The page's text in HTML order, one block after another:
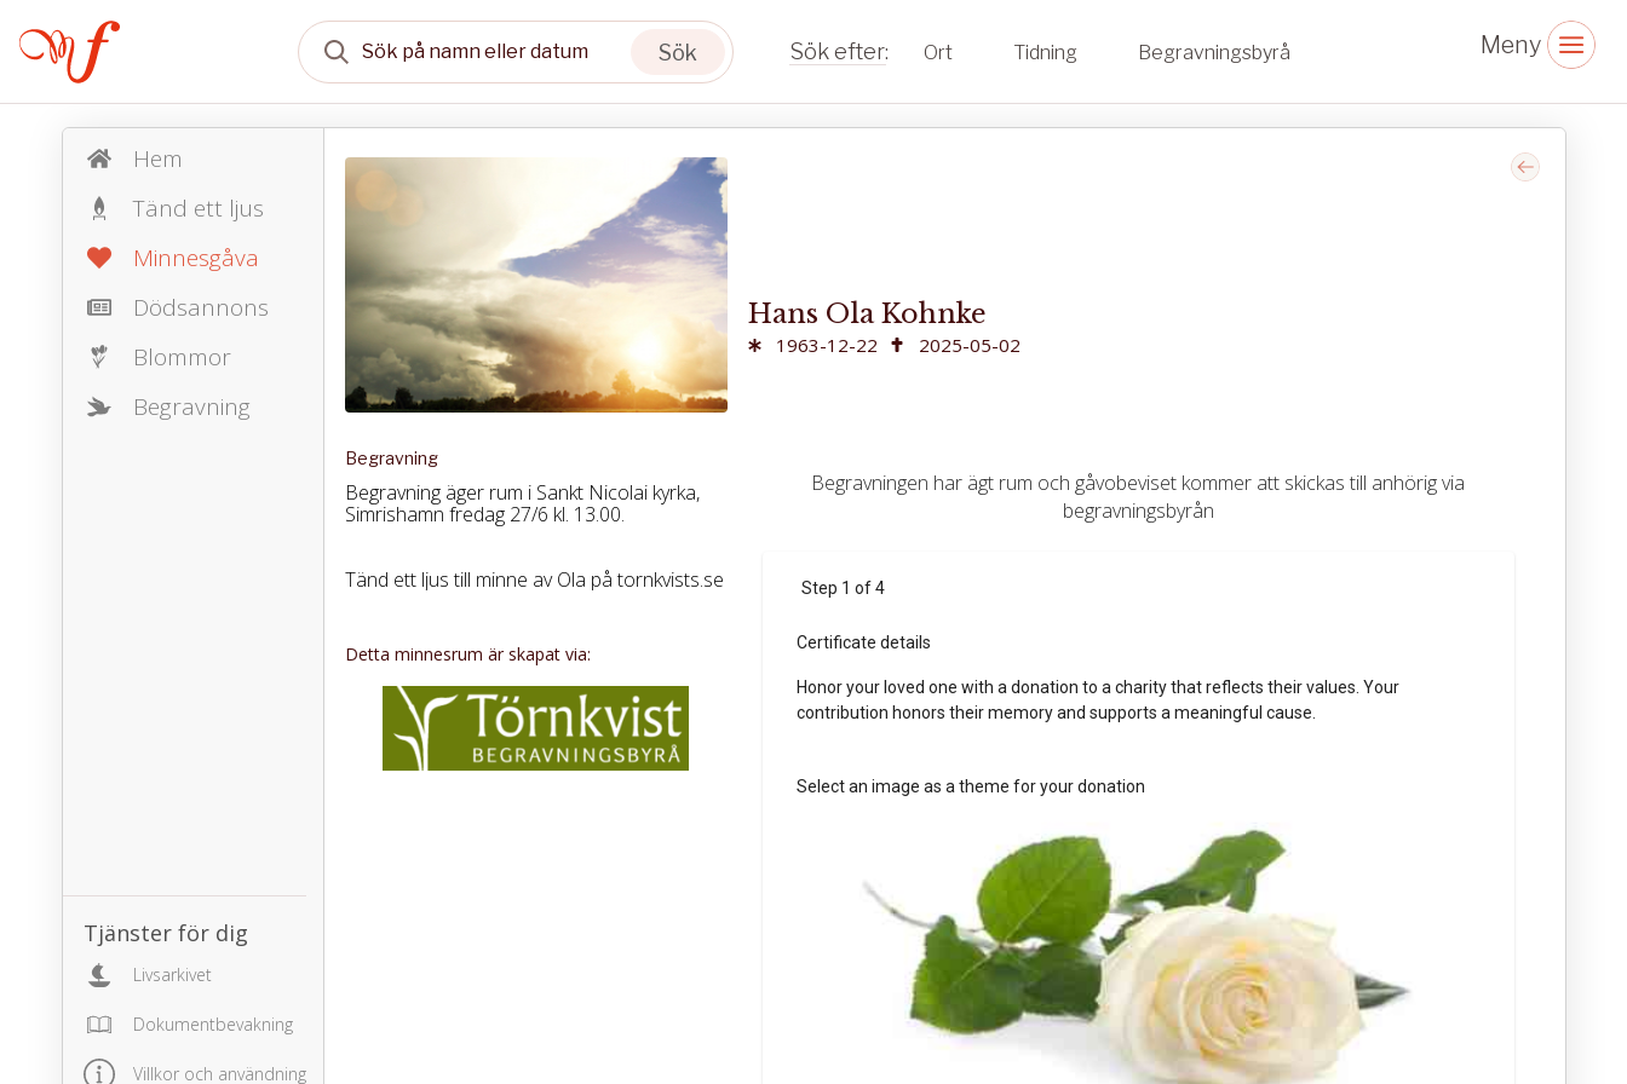
Sök Ort Tidning Begravningsbyrå
Hem
Tänd ett ljus
Minnesgåva
Dödsannons
Blommor
Begravning
Tjänster för dig
Livsarkivet
Dokumentbevakning
Villkor och användning
Begravning
Begravning äger rum i Sankt Nicolai kyrka,
Simrishamn fredag 27/6 kl. 13.00.
Tänd ett ljus till minne av Ola på tornkvists.se
Detta minnesrum är skapat via:
Hans Ola Kohnke
1963-12-22 2025-05-02
Begravningen har ägt rum och gåvobeviset kommer att skickas till anhörig via
begravningsbyrån